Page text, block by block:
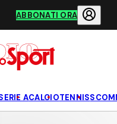
ABBONATI ORA
ACALCIOTENNIS